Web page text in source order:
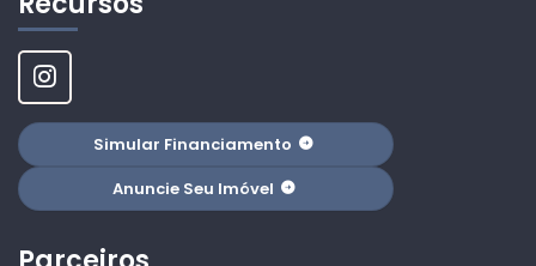
Simular Financiamento
Anuncie Seu Imóvel